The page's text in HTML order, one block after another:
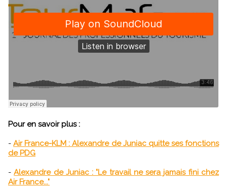
Pour en savoir plus :
-Air France-KLM : Alexandre de Juniac quitte ses fonctions
de PDG
-Alexandre de Juniac : "Le travail ne sera jamais fini chez
Air France..."